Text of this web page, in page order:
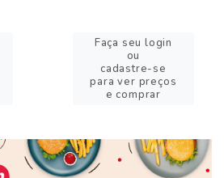
Faça seu login
ou
cadastre-se
para ver preços
e comprar